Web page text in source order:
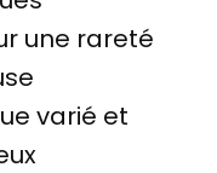
une rareté
varié et